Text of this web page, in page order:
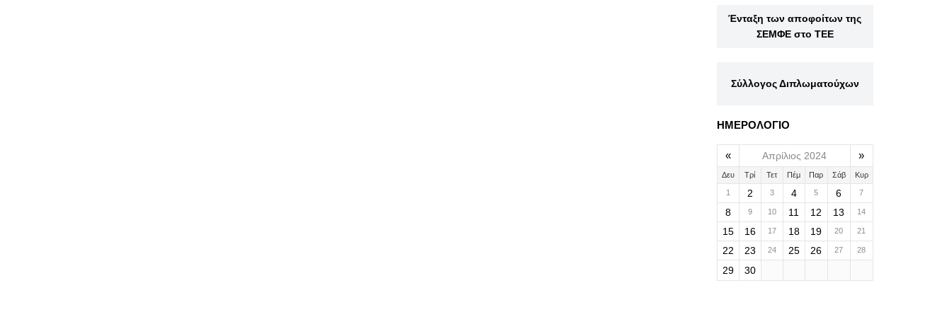
Ένταξη των αποφοίτων της
ΣΕΜΦΕ στο ΤΕΕ
Σύλλογος Διπλωματούχων
ΗΜΕΡΟΛΟΓΙΟ
« Απρίλιος 2024 »
Δευ Τρί Τετ Πέμ Παρ Σάβ Κυρ
1 2 3 4 5 6 7
8 9 10 11 12 13 14
15 16 17 18 19 20 21
22 23 24 25 26 27 28
29 30